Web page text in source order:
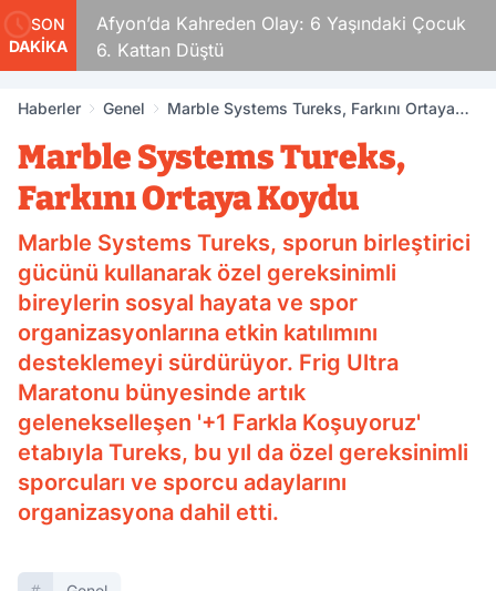
SON
DAKİKA
Afyon’da Kahreden Olay: 6 Yaşındaki Çocuk
6. Kattan Düştü
Haberler Genel
Marble Systems Tureks, Farkını Ortaya
Marble Systems Tureks,
Farkını Ortaya Koydu
Marble Systems Tureks, sporun birleştirici
gücünü kullanarak özel gereksinimli
bireylerin sosyal hayata ve spor
organizasyonlarına etkin katılımını
desteklemeyi sürdürüyor. Frig Ultra
Maratonu bünyesinde artık
gelenekselleşen '+1 Farkla Koşuyoruz'
etabıyla Tureks, bu yıl da özel gereksinimli
sporcuları ve sporcu adaylarını
organizasyona dahil etti.